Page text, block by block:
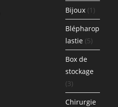
Bijoux (1)
Blépharop
lastie (5)
Box de
stockage
(3)
Chirurgie